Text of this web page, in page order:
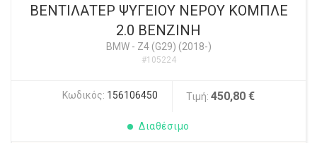
ΒΕΝΤΙΛΑΤΕΡ ΨΥΓΕΙΟΥ ΝΕΡΟΥ ΚΟΜΠΛΕ
2.0 ΒΕΝΖΙΝΗ
BMW- Z4 (G29) (2018-)
#105224
Κωδικός: 156106450 Τιμή: 450,80 €
Διαθέσιμο